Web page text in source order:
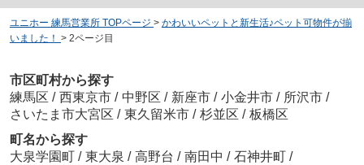
ユニホー 練馬営業所 TOPページ > かわいいペットと新生活♪ペット可物件が揃
いました！ > 2ページ目
市区町村から探す
練馬区 / 西東京市 / 中野区 / 新座市 / 小金井市 / 所沢市 /
さいたま市大宮区 / 東久留米市 / 杉並区 / 板橋区
町名から探す
大泉学園町 / 東大泉 / 高野台 / 南田中 / 石神井町 /